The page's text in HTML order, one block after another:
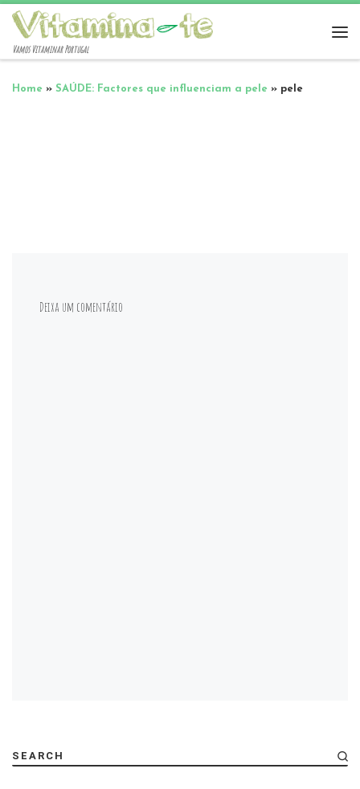
Vamos Vitaminar Portugal
Home » SAÚDE: Factores que influenciam a pele » pele
Deixa um comentário
SEARCH